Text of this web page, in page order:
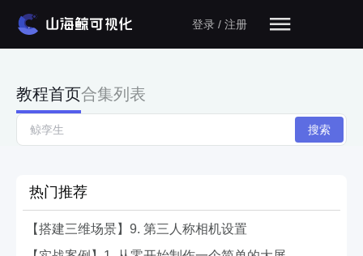
登录 / 注册
教程首页合集列表
搜索
热门推荐
【搭建三维场景】9. 第三人称相机设置